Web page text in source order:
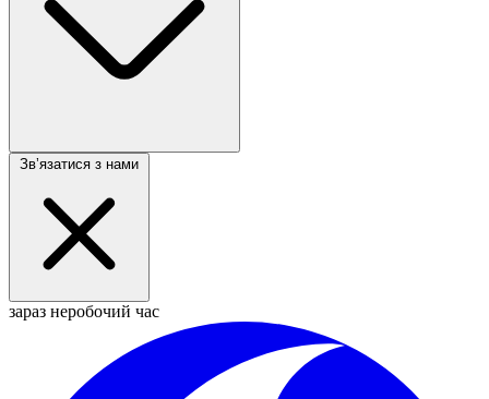
Звʼязатися з нами
зараз неробочий час